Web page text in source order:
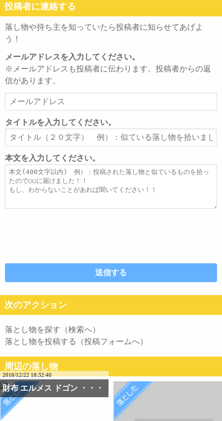
投稿者に連絡する
落し物や持ち主を知っていたら投稿者に知らせてあげよ
う！
メールアドレスを入力してください。
※メールアドレスも投稿者に伝わります。投稿者からの返
信があります。
ー
ル
ア
ド
レ
ス
タイトルを入力してください。
タ
イ
ト
ル
本文を入力してください。
本
文
次のアクション
落とし物を探す（検索へ）
落とし物を投稿する（投稿フォームへ）
周辺の落し物
2016/12/22 18:32:40
財布 エルメス ドゴン ・・・